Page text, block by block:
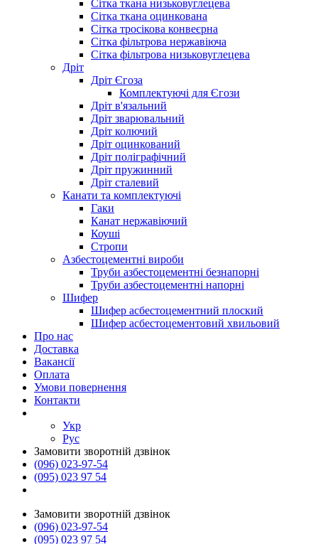
Сітка ткана низьковуглецева
Сітка ткана оцинкована
Сітка тросікова конвеєрна
Сітка фільтрова нержавіюча
Сітка фільтрова низьковуглецева
Дріт
Дріт Єгоза
Комплектуючі для Єгози
Дріт в'язальний
Дріт зварювальний
Дріт колючий
Дріт оцинкований
Дріт поліграфічний
Дріт пружинний
Дріт сталевий
Канати та комплектуючі
Гаки
Канат нержавіючий
Коуші
Стропи
Азбестоцементні вироби
Труби азбестоцементні безнапорні
Труби азбестоцементні напорні
Шифер
Шифер асбестоцементний плоский
Шифер асбестоцементовий хвильовий
Про нас
Доставка
Вакансії
Оплата
Умови повернення
Контакти
Укр
Рус
Замовити зворотній дзвінок
(096) 023-97-54
(095) 023 97 54
Замовити зворотній дзвінок
(096) 023-97-54
(095) 023 97 54